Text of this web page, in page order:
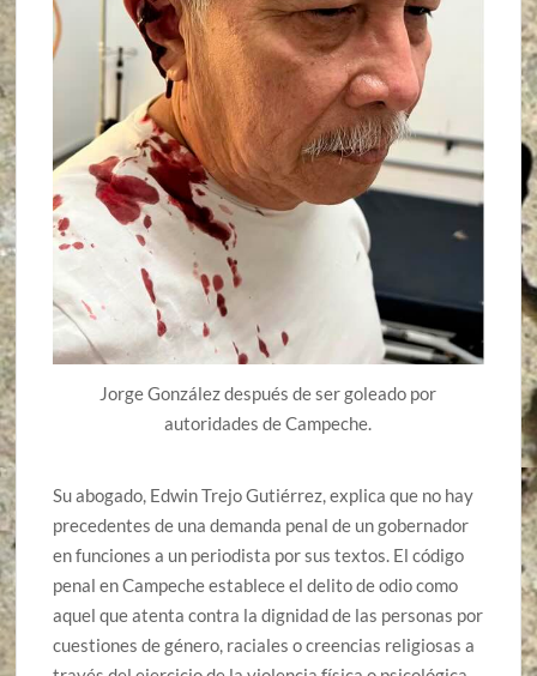
Jorge González después de ser goleado por
autoridades de Campeche.
Su abogado, Edwin Trejo Gutiérrez, explica que no hay
precedentes de una demanda penal de un gobernador
en funciones a un periodista por sus textos. El código
penal en Campeche establece el delito de odio como
aquel que atenta contra la dignidad de las personas por
cuestiones de género, raciales o creencias religiosas a